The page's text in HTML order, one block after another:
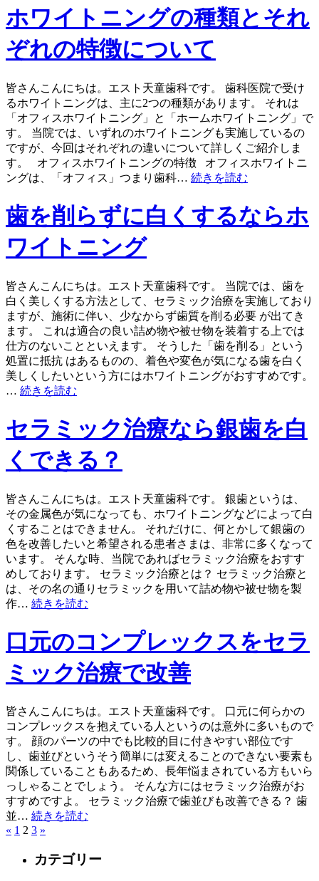
ホワイトニングの種類とそれ
ぞれの特徴について
皆さんこんにちは。エスト天童歯科です。 歯科医院で受け
るホワイトニングは、主に2つの種類があります。 それは
「オフィスホワイトニング」と「ホームホワイトニング」で
す。 当院では、いずれのホワイトニングも実施しているの
ですが、今回はそれぞれの違いについて詳しくご紹介しま
す。 オフィスホワイトニングの特徴 オフィスホワイトニ
ングは、「オフィス」つまり歯科… 続きを読む
歯を削らずに白くするならホ
ワイトニング
皆さんこんにちは。エスト天童歯科です。 当院では、歯を
白く美しくする方法として、セラミック治療を実施しており
ますが、施術に伴い、少なからず歯質を削る必要 が出てき
ます。 これは適合の良い詰め物や被せ物を装着する上では
仕方のないことといえます。 そうした「歯を削る」という
処置に抵抗 はあるものの、着色や変色が気になる歯を白く
美しくしたいという方にはホワイトニングがおすすめです。
… 続きを読む
セラミック治療なら銀歯を白
くできる？
皆さんこんにちは。エスト天童歯科です。 銀歯というは、
その金属色が気になっても、ホワイトニングなどによって白
くすることはできません。 それだけに、何とかして銀歯の
色を改善したいと希望される患者さまは、非常に多くなって
います。 そんな時、当院であればセラミック治療をおすす
めしております。 セラミック治療とは？ セラミック治療と
は、その名の通りセラミックを用いて詰め物や被せ物を製
作… 続きを読む
口元のコンプレックスをセラ
ミック治療で改善
皆さんこんにちは。エスト天童歯科です。 口元に何らかの
コンプレックスを抱えている人というのは意外に多いもので
す。 顔のパーツの中でも比較的目に付きやすい部位です
し、歯並びというそう簡単には変えることのできない要素も
関係していることもあるため、長年悩まされている方もいら
っしゃることでしょう。 そんな方にはセラミック治療がお
すすめですよ。 セラミック治療で歯並びも改善できる？ 歯
並… 続きを読む
« 1 2 3 »
カテゴリー